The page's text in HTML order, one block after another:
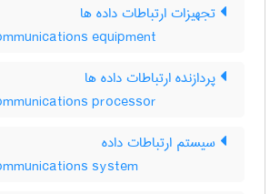
تجهیزات ارتباطات داده ها
equipment
پردازنده ارتباطات داده ها
processor
سیستم ارتباطات داده
system